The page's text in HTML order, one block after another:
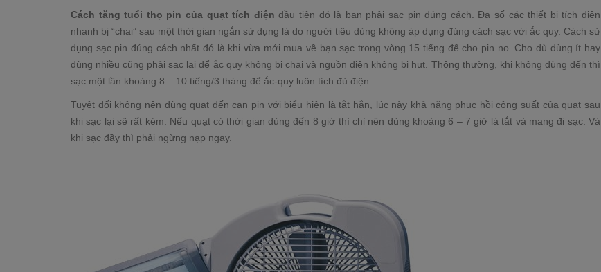
Cách tăng tuổi thọ pin của quạt tích điện đầu tiên đó là bạn phải sạc pin đúng cách. Đa số các thiết bị tích điện
nhanh bị “chai” sau một thời gian ngắn sử dụng là do người tiêu dùng không áp dụng đúng cách sạc với ắc quy. Cách sử
dụng sạc pin đúng cách nhất đó là khi vừa mới mua về bạn sạc trong vòng 15 tiếng để cho pin no. Cho dù dùng ít hay
dùng nhiều cũng phải sạc lại để ắc quy không bị chai và nguồn điện không bị hụt. Thông thường, khi không dùng đến thì
sạc một lần khoảng 8 – 10 tiếng/3 tháng để ắc-quy luôn tích đủ điện.
Tuyệt đối không nên dùng quạt đến cạn pin với biểu hiện là tắt hẳn, lúc này khả năng phục hồi công suất của quạt sau
khi sạc lại sẽ rất kém. Nếu quạt có thời gian dùng đến 8 giờ thì chỉ nên dùng khoảng 6 – 7 giờ là tắt và mang đi sạc. Và
khi sạc đầy thì phải ngừng nạp ngay.